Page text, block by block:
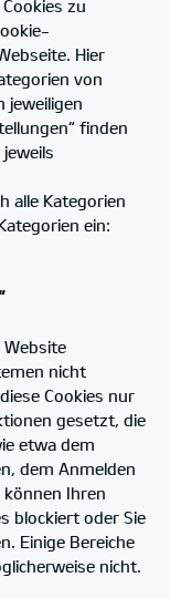
zu
Hier
von
jeweiligen
finden
alle Kategorien
ein:
Website
nicht
Cookies nur
gesetzt, die
etwa dem
dem Anmelden
Ihren
blockiert oder Sie
Einige Bereiche
nicht.